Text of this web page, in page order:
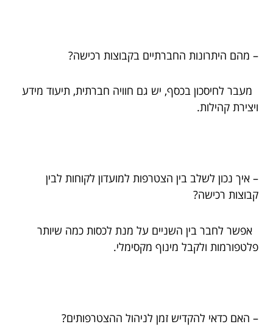
– מהם היתרונות החברתיים בקבוצות רכישה?
מעבר לחיסכון בכסף, יש גם חוויה חברתית, תיעוד מידע
ויצירת קהילות.
– איך נכון לשלב בין הצטרפות למועדון לקוחות לבין
קבוצות רכישה?
אפשר לחבר בין השניים על מנת לכסות כמה שיותר
פלטפורמות ולקבל מינוף מקסימלי.
– האם כדאי להקדיש זמן לניהול ההצטרפותים?